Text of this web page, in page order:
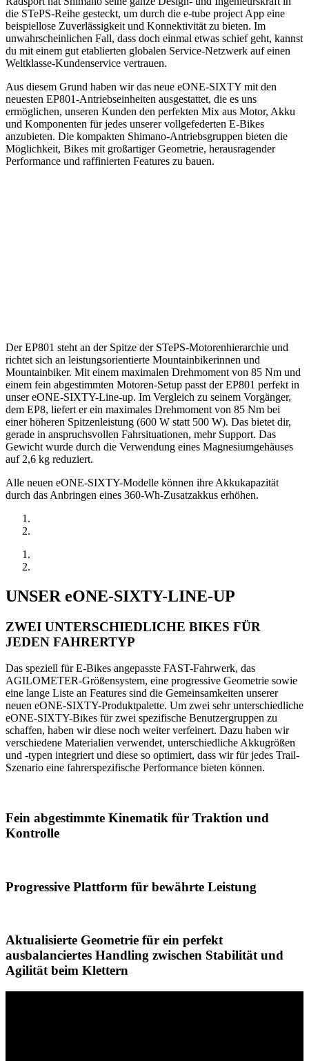
die STePS-Reihe gesteckt, um durch die e-tube project App eine
beispiellose Zuverlässigkeit und Konnektivität zu bieten. Im
unwahrscheinlichen Fall, dass doch einmal etwas schief geht, kannst
du mit einem gut etablierten globalen Service-Netzwerk auf einen
Weltklasse-Kundenservice vertrauen.
Aus diesem Grund haben wir das neue eONE-SIXTY mit den
neuesten EP801-Antriebseinheiten ausgestattet, die es uns
ermöglichen, unseren Kunden den perfekten Mix aus Motor, Akku
und Komponenten für jedes unserer vollgefederten E-Bikes
anzubieten. Die kompakten Shimano-Antriebsgruppen bieten die
Möglichkeit, Bikes mit großartiger Geometrie, herausragender
Performance und raffinierten Features zu bauen.
Der EP801 steht an der Spitze der STePS-Motorenhierarchie und
richtet sich an leistungsorientierte Mountainbikerinnen und
Mountainbiker. Mit einem maximalen Drehmoment von 85 Nm und
einem fein abgestimmten Motoren-Setup passt der EP801 perfekt in
unser eONE-SIXTY-Line-up. Im Vergleich zu seinem Vorgänger,
dem EP8, liefert er ein maximales Drehmoment von 85 Nm bei
einer höheren Spitzenleistung (600 W statt 500 W). Das bietet dir,
gerade in anspruchsvollen Fahrsituationen, mehr Support. Das
Gewicht wurde durch die Verwendung eines Magnesiumgehäuses
auf 2,6 kg reduziert.
Alle neuen eONE-SIXTY-Modelle können ihre Akkukapazität
durch das Anbringen eines 360-Wh-Zusatzakkus erhöhen.
UNSER eONE-SIXTY-LINE-UP
ZWEI UNTERSCHIEDLICHE BIKES FÜR
JEDEN FAHRERTYP
Das speziell für E-Bikes angepasste FAST-Fahrwerk, das
AGILOMETER-Größensystem, eine progressive Geometrie sowie
eine lange Liste an Features sind die Gemeinsamkeiten unserer
neuen eONE-SIXTY-Produktpalette. Um zwei sehr unterschiedliche
eONE-SIXTY-Bikes für zwei spezifische Benutzergruppen zu
schaffen, haben wir diese noch weiter verfeinert. Dazu haben wir
verschiedene Materialien verwendet, unterschiedliche Akkugrößen
und -typen integriert und diese so optimiert, dass wir für jedes Trail-
Szenario eine fahrerspezifische Performance bieten können.
Fein abgestimmte Kinematik für Traktion und
Kontrolle
Progressive Plattform für bewährte Leistung
Aktualisierte Geometrie für ein perfekt
ausbalanciertes Handling zwischen Stabilität und
Agilität beim Klettern